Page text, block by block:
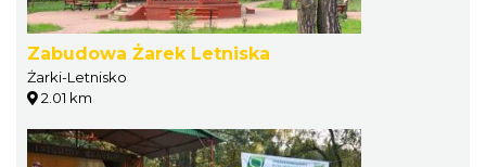
Zabudowa Żarek Letniska
Żarki-Letnisko
2.01 km